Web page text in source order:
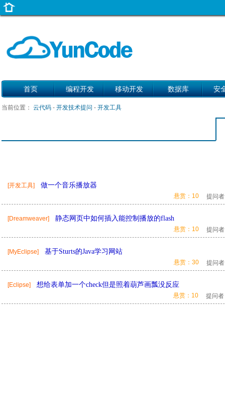
首页 编程开发 移动开发 数据库 安
当前位置： 云代码 - 开发技术提问 - 开发工具
[开发工具] 做一个音乐播放器
提问
悬赏：10
[Dreamweaver] 静态网页中如何插入能控制播放的flash
提问
悬赏：10
[MyEclipse] 基于Sturts的Java学习网站
提问
悬赏：30
[Eclipse] 想给表单加一个check但是照着葫芦画瓢没反应
提问
悬赏：10